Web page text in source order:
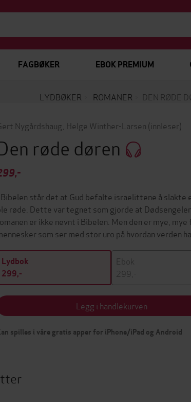
FAGBØKER EBOK PREMIUM
LYDBØKER ROMANER DEN RØDE
Nygårdshaug Helge Winther-Larsen (innleser)
røde døren
Bibelen står det at Gud befalte israelittene å
røde. Dette var tegnet som gjorde at
er ikke nevnt i Bibelen. Men den er mye,
som ser med stor uro på hvordan verden
Lydbok
299,-
Ebok
299,-
Legg i handlekurven
spilles i våre gratis apper for iPhone/iPad og Android